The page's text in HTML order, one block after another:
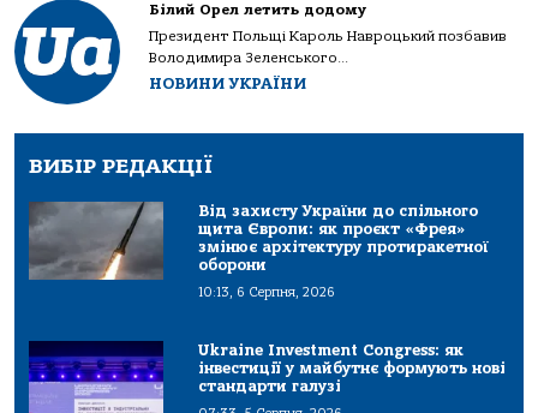
Білий Орел летить додому
Президент Польщі Кароль Навроцький позбавив
Володимира Зеленського...
НОВИНИ УКРАЇНИ
ВИБІР РЕДАКЦІЇ
Від захисту України до спільного
щита Європи: як проєкт «Фрея»
змінює архітектуру протиракетної
оборони
10:13, 6 Серпня, 2026
Ukraine Investment Congress: як
інвестиції у майбутнє формують нові
стандарти галузі